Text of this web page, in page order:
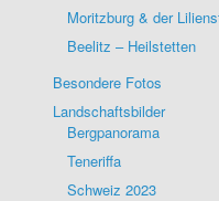
Moritzburg & der
Beelitz – Heilstetten
Besondere Fotos
Landschaftsbilder
Bergpanorama
Teneriffa
Schweiz 2023